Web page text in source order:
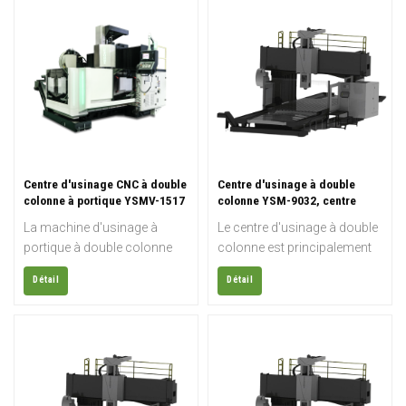
pièces automobiles, de
pièces de grande enveloppe,
d'autres projets de fraisage
de surface 3D et de découpe
de formes 3D.
pièces complexes et de
grande taille, telles que des
composants de cellules
d'aéronefs, des moules de
stratification et des
structures composites.
Centre d'usinage CNC à double
colonne à portique YSMV-1517
La machine d'usinage à
portique à double colonne
présente une structure à
poutres fixes, la table de
répartis de part et d'autre de
la table de travail. La table de
Détail
Centre d'usinage à double
colonne YSM-9032, centre
Le centre d'usinage à double
colonne est principalement
utilisé pour le traitement de
grandes boîtes, de moules à
Détail